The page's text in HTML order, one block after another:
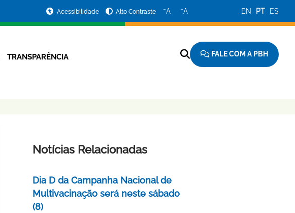
Acessibilidade Alto Contraste −A +A EN PT ES
TRANSPARÊNCIA FALE COM A PBH
Notícias Relacionadas
Dia D da Campanha Nacional de
Multivacinação será neste sábado
(8)